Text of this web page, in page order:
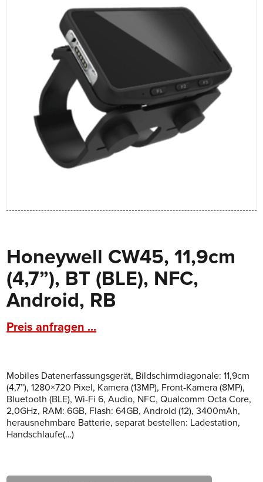
Honeywell CW45, 11,9cm
(4,7”), BT (BLE), NFC,
Android, RB
Preis anfragen ...
Mobiles Datenerfassungsgerät, Bildschirmdiagonale: 11,9cm
(4,7”), 1280×720 Pixel, Kamera (13MP), Front-Kamera (8MP),
Bluetooth (BLE), Wi-Fi 6, Audio, NFC, Qualcomm Octa Core,
2,0GHz, RAM: 6GB, Flash: 64GB, Android (12), 3400mAh,
herausnehmbare Batterie, separat bestellen: Ladestation,
Handschlaufe(…)